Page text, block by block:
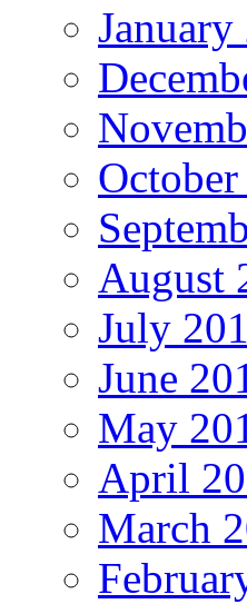
January
August
July
June
May
April
March